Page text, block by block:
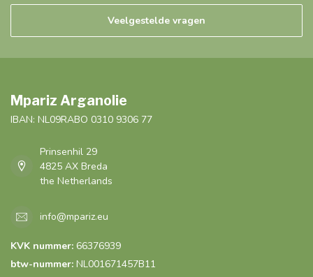
Veelgestelde vragen
Mpariz Arganolie
IBAN: NL09RABO 0310 9306 77
Prinsenhil 29
4825 AX Breda
the Netherlands
info@mpariz.eu
KVK nummer: 66376939
btw-nummer: NL001671457B11